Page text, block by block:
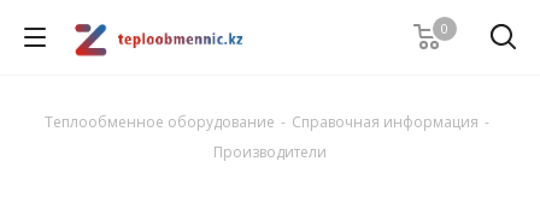
0
Теплообменное оборудование - Справочная информация -
Производители